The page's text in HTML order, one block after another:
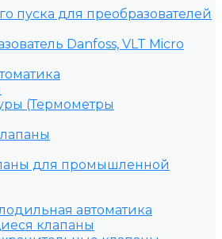
пуска для преобразователей
Danfoss, VLT Micro
(Термометры
для промышленной
автоматика
клапаны